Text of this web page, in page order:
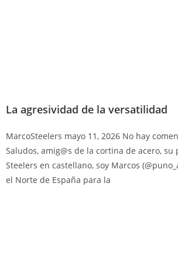
La agresividad de la versatilidad
MarcoSteelers mayo 11, 2026 No hay
Saludos, amig@s de la cortina de acero, su
Steelers en castellano, soy Marcos
el Norte de España para la